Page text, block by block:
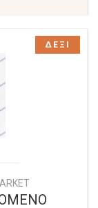
ΔΕΞΙ